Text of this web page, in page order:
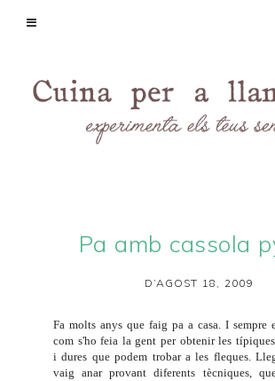
Pa amb cassola
D’AGOST 18, 2009
Fa molts anys que faig pa a casa. I sempre
com s'ho feia la gent per obtenir les típiques
i dures que podem trobar a les fleques.
vaig anar provant diferents tècniques,